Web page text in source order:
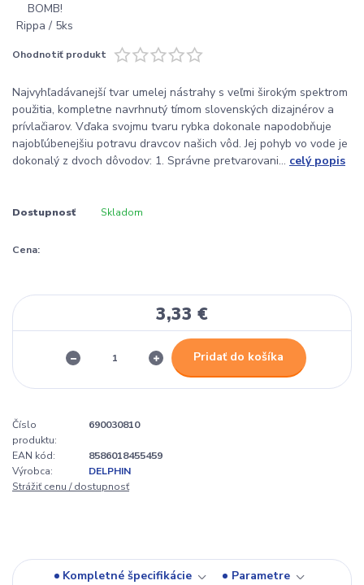
Ohodnotiť produkt
Najvyhľadávanejší tvar umelej nástrahy s veľmi širokým spektrom
použitia, kompletne navrhnutý tímom slovenských dizajnérov a
prívlačiarov. Vďaka svojmu tvaru rybka dokonale napodobňuje
najobľúbenejšiu potravu dravcov našich vôd. Jej pohyb vo vode je
dokonalý z dvoch dôvodov: 1. Správne pretvarovani... celý popis
Dostupnosť Skladom
Cena:
3,33 €
Pridať do košíka
Číslo
produktu:
690030810
EAN kód:
8586018455459
Výrobca:
DELPHIN
Strážiť cenu / dostupnosť
Kompletné špecifikácie
Parametre